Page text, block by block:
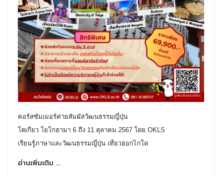
คอร์สซัมเมอร์ค่ายสัมผัสวัฒนธรรมญี่ปุ่น
โตเกียว โยโกฮามา 6 ถึง 11 ตุลาคม 2567 โดย OKLS
เรียนรู้ภาษาและวัฒนธรรมญี่ปุ่น เที่ยวฮอกไกโด
อ่านเพิ่มเติม …